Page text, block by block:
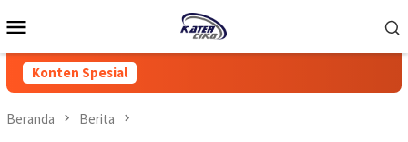
ke
Mobile
Konten Spesial
Beranda Berita